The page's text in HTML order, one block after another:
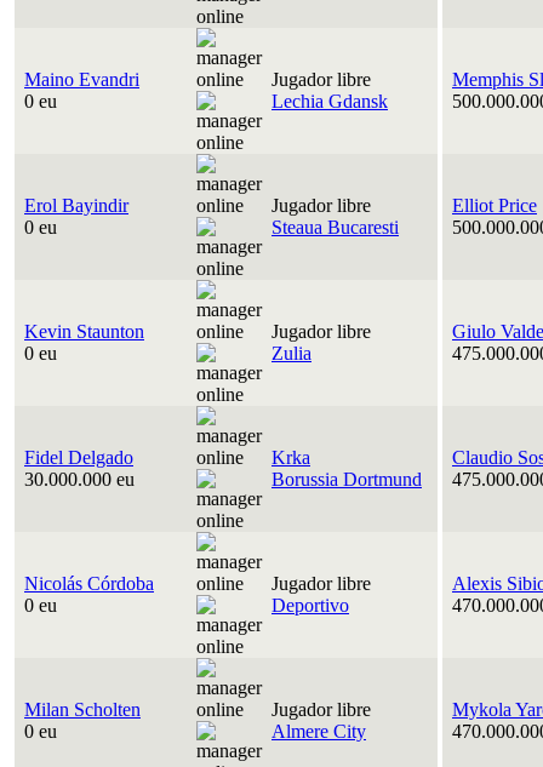
Maino Evandri
0 eu
Jugador libre
Lechia Gdansk
Memphis
Erol Bayindir
0 eu
Jugador libre
Steaua Bucaresti
Elliot Price
Kevin Staunton
0 eu
Jugador libre
Zulia
Giulo
Fidel Delgado
30.000.000 eu
Krka
Borussia Dortmund
Claudio
Nicolás Córdoba
0 eu
Jugador libre
Deportivo
Alexis
Milan Scholten
0 eu
Jugador libre
Almere City
Mykola